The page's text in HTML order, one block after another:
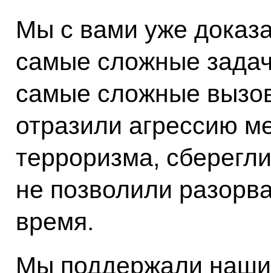
Мы с вами уже
самые сложные
самые сложные
отразили агрессию
терроризма,
не позволили
время.
Мы поддержали